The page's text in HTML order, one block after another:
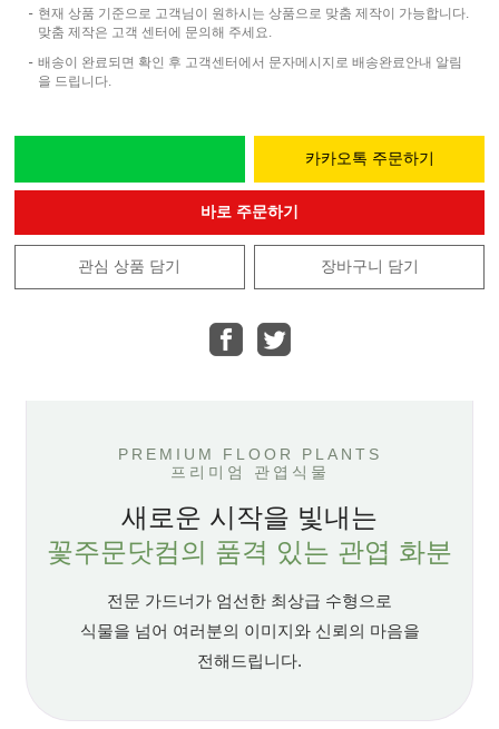
현재 상품 기준으로 고객님이 원하시는 상품으로 맞춤 제작이 가능합니다.
맞춤 제작은 고객 센터에 문의해 주세요.
배송이 완료되면 확인 후 고객센터에서 문자메시지로 배송완료안내 알림
을 드립니다.
카카오톡 주문하기
바로 주문하기
관심 상품 담기 장바구니 담기
PREMIUM FLOOR PLANTS
프리미엄 관엽식물
새로운 시작을 빛내는
꽃주문닷컴의 품격 있는 관엽 화분
전문 가드너가 엄선한 최상급 수형으로
식물을 넘어 여러분의 이미지와 신뢰의 마음을
전해드립니다.